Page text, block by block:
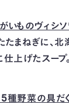
いものヴィシ
たまねぎに、
上げたスープ。
種野菜の具だ